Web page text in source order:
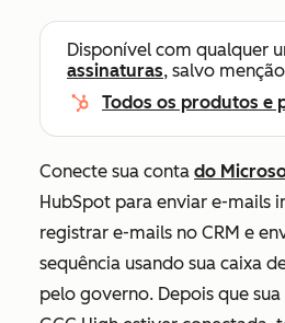
Disponível com qualquer
assinaturas, salvo
Todos os produtos e
Conecte sua conta do
HubSpot para enviar e-mails
registrar e-mails no CRM e
sequência usando sua caixa
pelo governo. Depois que